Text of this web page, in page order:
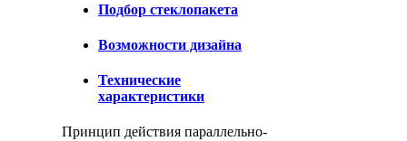
Подбор стеклопакета
Возможности дизайна
Технические
характеристики
Принцип действия параллельно-